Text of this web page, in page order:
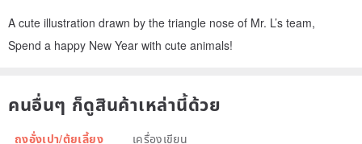
A cute illustration drawn by the triangle nose of Mr. L’s team,
Spend a happy New Year with cute animals!
คนอื่นๆ ก็ดูสินค้าเหล่านี้ด้วย
ถุงอั่งเปา/ตุ้ยเลี้ยง เครื่องเขียน